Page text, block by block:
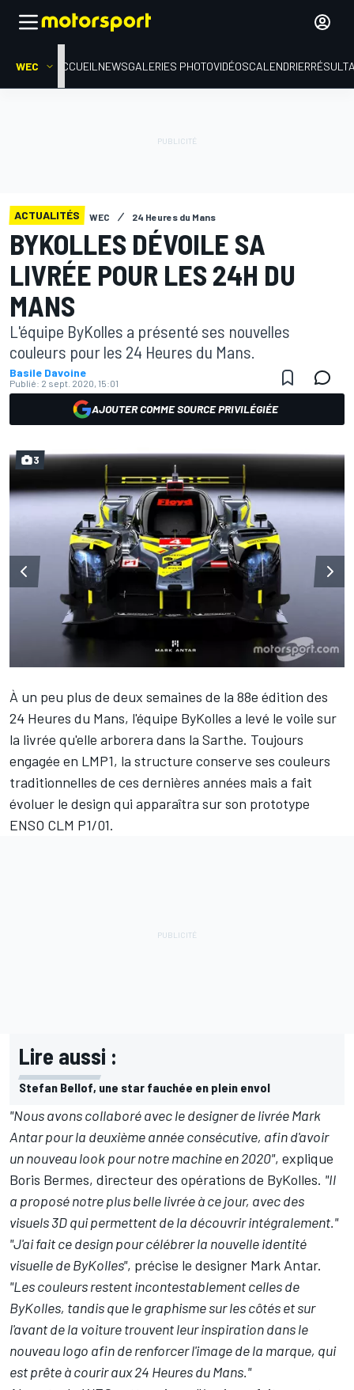
WEC ACCUEIL NEWSGALERIES PHOTOVIDÉOSCALENDRIER
ACTUALITÉS WEC 24 Heures du Mans
BYKOLLES DÉVOILE SA
LIVRÉE POUR LES 24H DU
MANS
L'équipe ByKolles a présenté ses nouvelles
couleurs pour les 24 Heures du Mans.
Basile Davoine
Publié: 2 sept. 2020, 15:01
AJOUTER COMME SOURCE PRIVILÉGIÉE
3
À un peu plus de deux semaines de la 88e édition des
24 Heures du Mans, l'équipe ByKolles a levé le voile sur
la livrée qu'elle arborera dans la Sarthe. Toujours
engagée en LMP1, la structure conserve ses couleurs
traditionnelles de ces dernières années mais a fait
évoluer le design qui apparaîtra sur son prototype
ENSO CLM P1/01.
Lire aussi :
Stefan Bellof, une star fauchée en plein envol
"Nous avons collaboré avec le designer de livrée Mark
Antar pour la deuxième année consécutive, afin d'avoir
un nouveau look pour notre machine en 2020", explique
Boris Bermes, directeur des opérations de ByKolles. "Il
a proposé notre plus belle livrée à ce jour, avec des
visuels 3D qui permettent de la découvrir intégralement."
"J'ai fait ce design pour célébrer la nouvelle identité
visuelle de ByKolles", précise le designer Mark Antar.
"Les couleurs restent incontestablement celles de
ByKolles, tandis que le graphisme sur les côtés et sur
l'avant de la voiture trouvent leur inspiration dans le
nouveau logo afin de renforcer l'image de la marque, qui
est prête à courir aux 24 Heures du Mans."